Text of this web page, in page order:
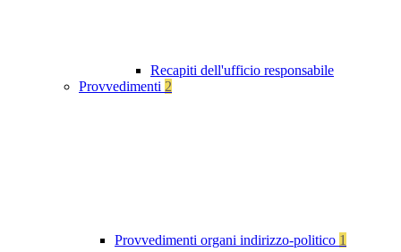
Recapiti dell'ufficio responsabile
Provvedimenti 2
Provvedimenti organi indirizzo-politico 1